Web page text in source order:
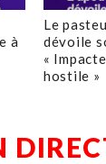
à
Le
dévoile
«
hostile »